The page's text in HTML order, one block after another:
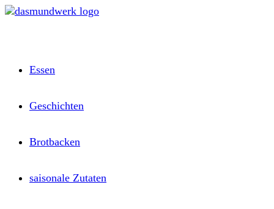
Zum
Essen
Geschichten
Brotbacken
saisonale Zutaten